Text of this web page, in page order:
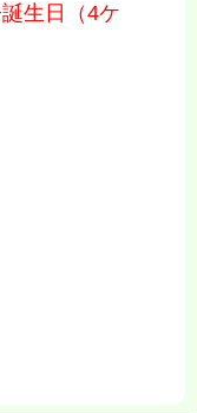
誕生日（4ケ